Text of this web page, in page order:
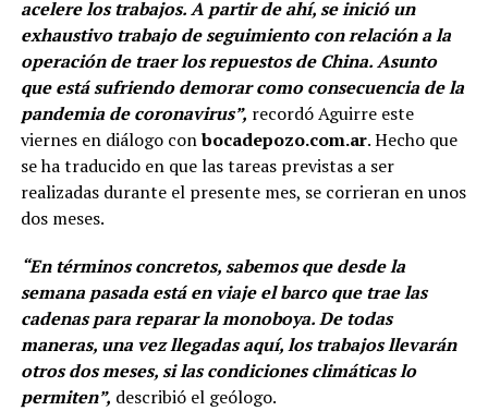
acelere los trabajos. A partir de ahí, se inició un
exhaustivo trabajo de seguimiento con relación a la
operación de traer los repuestos de China. Asunto
que está sufriendo demorar como consecuencia de la
pandemia de coronavirus”, recordó Aguirre este
viernes en diálogo conbocadepozo.com.ar. Hecho que
se ha traducido en que las tareas previstas a ser
realizadas durante el presente mes, se corrieran en unos
dos meses.
“En términos concretos, sabemos que desde la
semana pasada está en viaje el barco que trae las
cadenas para reparar la monoboya. De todas
maneras, una vez llegadas aquí, los trabajos llevarán
otros dos meses, si las condiciones climáticas lo
permiten”, describió el geólogo.